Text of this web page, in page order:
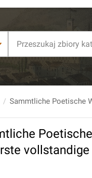
vollstandige